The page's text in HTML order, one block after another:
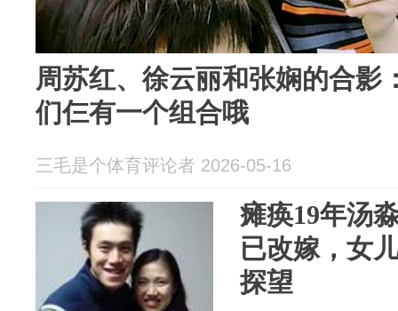
周苏红、徐云丽和张娴的合影
们仨有一个组合哦
三毛是个体育评论者 2026-05-16
瘫痪19年汤
已改嫁，女
探望